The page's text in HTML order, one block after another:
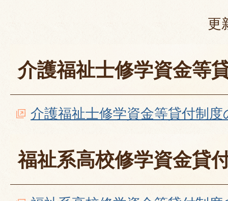
更
介護福祉士修学資金等
介護福祉士修学資金等貸付制度
福祉系高校修学資金貸